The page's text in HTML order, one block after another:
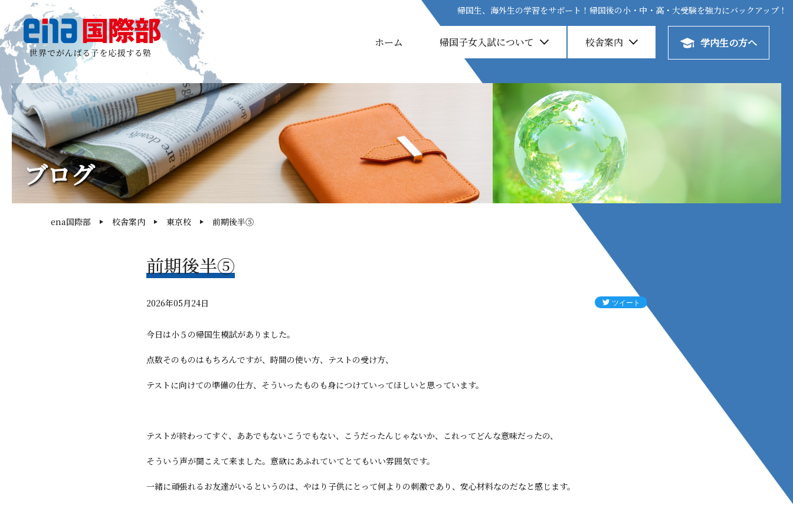
帰国生、海外生の学習をサポート！帰国後の小・中・高・大受験を強力にバックアップ！
ホーム 帰国子女入試について 校舎案内 学内生の方へ
帰国生、海外生の学習をサポート！帰国後の小・中・高・大受験を強力にバックアップ！
ホーム 帰国子女入試について 校舎案内 学内生の方へ
ブログ
ena国際部 校舎案内 東京校 前期後半⑤
前期後半⑤
2026年05月24日
今日は小５の帰国生模試がありました。
点数そのものはもちろんですが、時間の使い方、テストの受け方、
テストに向けての準備の仕方、そういったものも身につけていってほしいと思っています。
テストが終わってすぐ、ああでもないこうでもない、こうだったんじゃないか、これってどんな意味だったの、
そういう声が聞こえて来ました。意欲にあふれていてとてもいい雰囲気です。
一緒に頑張れるお友達がいるというのは、やはり子供にとって何よりの刺激であり、安心材料なのだなと感じます。